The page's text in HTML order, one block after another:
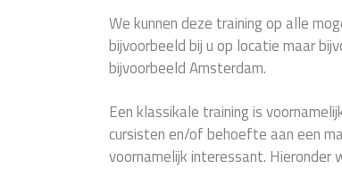
We kunnen deze training op alle
bijvoorbeeld bij u op locatie maar
bijvoorbeeld Amsterdam.
Een klassikale training is
cursisten en/of behoefte aan een
voornamelijk interessant. Hieronder